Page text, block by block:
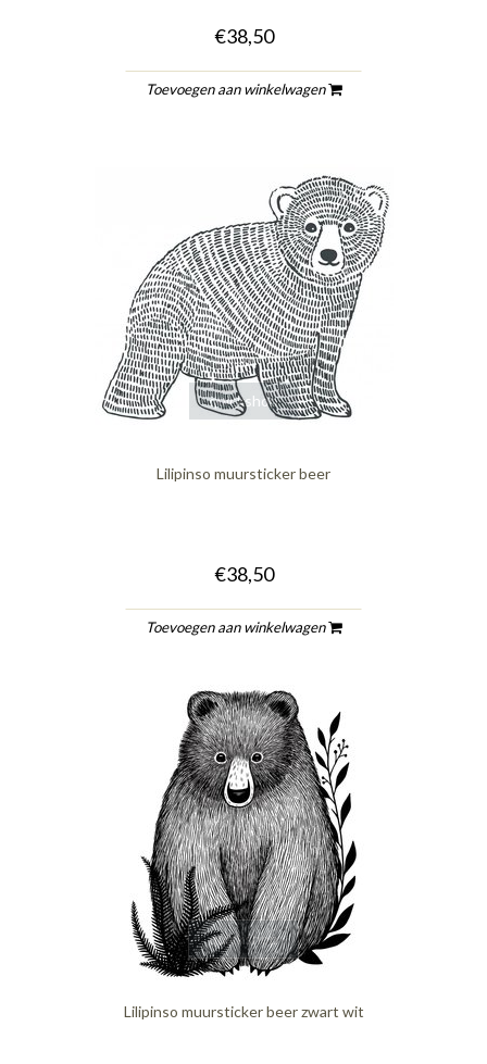
€38,50
Toevoegen aan winkelwagen
quickshop
Lilipinso muursticker beer
€38,50
Toevoegen aan winkelwagen
quickshop
Lilipinso muursticker beer zwart wit